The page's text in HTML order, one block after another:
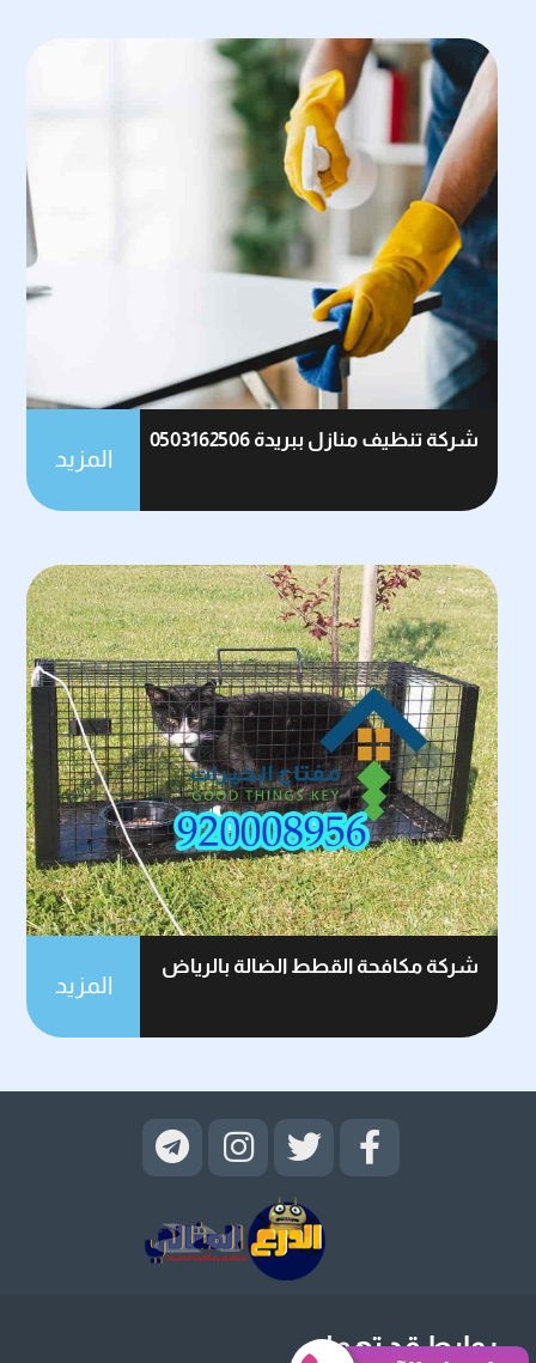
شركة تنظيف منازل ببريدة 0503162506
المزيد
شركة مكافحة القطط الضالة بالرياض
المزيد
روابط قد تهمك